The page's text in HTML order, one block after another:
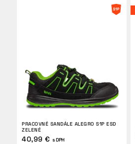
PRACOVNÉ SANDÁLE ALEGRO S1P ESD
ZELENÉ
40,99 € s DPH